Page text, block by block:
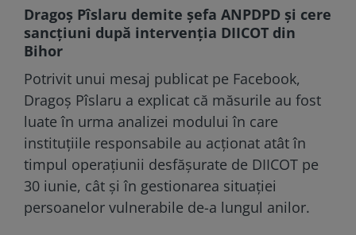
Dragoș Pîslaru demite șefa ANPDPD și cere
sancțiuni după intervenția DIICOT din
Bihor
Potrivit unui mesaj publicat pe Facebook,
Dragoș Pîslaru a explicat că măsurile au fost
luate în urma analizei modului în care
instituțiile responsabile au acționat atât în
timpul operațiunii desfășurate de DIICOT pe
30 iunie, cât și în gestionarea situației
persoanelor vulnerabile de-a lungul anilor.